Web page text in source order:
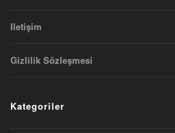
Iletişim
Gizlilik Sözleşmesi
Kategoriler